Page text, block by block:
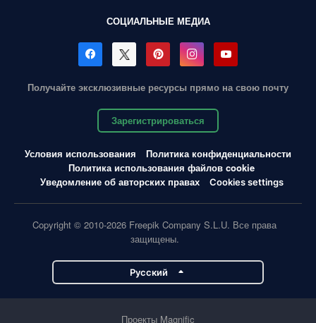
СОЦИАЛЬНЫЕ МЕДИА
Получайте эксклюзивные ресурсы прямо на свою почту
Зарегистрироваться
Условия использования
Политика конфиденциальности
Политика использования файлов cookie
Уведомление об авторских правах
Cookies settings
Copyright © 2010-2026 Freepik Company S.L.U. Все права
защищены.
Pусский
Проекты Magnific